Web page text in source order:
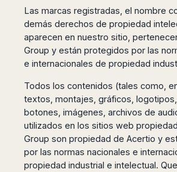
Lyon
Marseille
Montpellier
Nantes
Tolouse
Germany
Berlin
Stuttgart
Dortmund
Bonn
Morocco
Marrakech
Casablanca
Fez
Rabat
Agadir
Essaouira
China
Beijing
Chengdu
Guangzhou
Burgas
Varna
Australia
Sydney
Melbourne
Adelaide
Perth
Brisbane
Gold
Coast
Canberra
Kong
Singapore
Kuala
Penang
/
George
Town
Kuching
Kota
Kinabalu
Mérida
Argentina
Buenos
Aires
Bariloche
Mendoza
Rosario
Puerto
Iguazú
Brasil
Las marcas registradas, el nombre
demás derechos de propiedad
aparecen en nuestro sitio,
Group y están protegidos por las
e internacionales de propiedad
Todos los contenidos (tales como,
textos, montajes, gráficos,
botones, imágenes, archivos de
utilizados en los sitios web
Group son propiedad de Acertio y
por las normas nacionales e
propiedad industrial e intelectual.